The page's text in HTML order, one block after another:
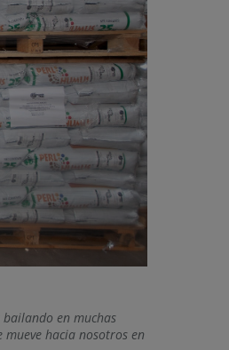
en muchas
hacia nosotros en